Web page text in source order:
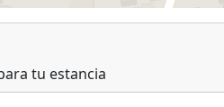
tu estancia